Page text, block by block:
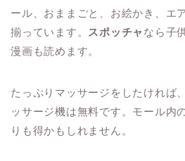
ール、おままごと、お絵かき、エ
揃っています。 スポッチャ なら子
漫画も読めます。
たっぷりマッサージをしたければ、
ッサージ機は無料です。モール内
りも得かもしれません。